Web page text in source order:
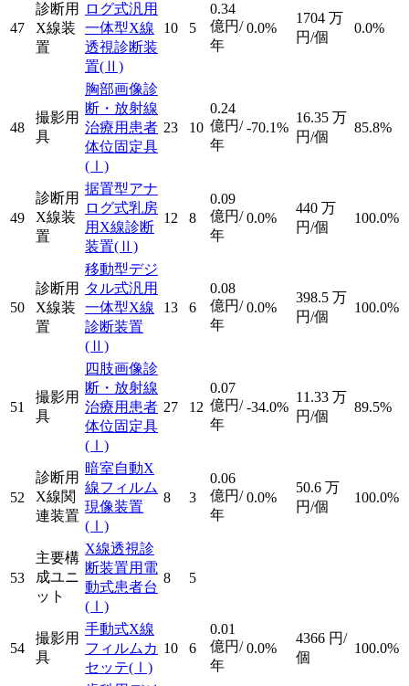
47
診断用
X線装
置
ログ式汎用
一体型X線
透視診断装
置(Ⅱ)
10 5
0.34
億円/
年
0.0%
1704 万
円/個
0.0%
48
撮影用
具
胸部画像診
断・放射線
治療用患者
体位固定具
(Ⅰ)
23 10
0.24
億円/
年
-70.1%
16.35 万
円/個
85.8%
49
診断用
X線装
置
据置型アナ
ログ式乳房
用X線診断
装置(Ⅱ)
12 8
0.09
億円/
年
0.0%
440 万
円/個
100.0%
50
診断用
X線装
置
移動型デジ
タル式汎用
一体型X線
診断装置
(Ⅱ)
13 6
0.08
億円/
年
0.0%
398.5 万
円/個
100.0%
51
撮影用
具
四肢画像診
断・放射線
治療用患者
体位固定具
(Ⅰ)
27 12
0.07
億円/
年
-34.0%
11.33 万
円/個
89.5%
52
診断用
X線関
連装置
暗室自動X
線フィルム
現像装置
(Ⅰ)
8 3
0.06
億円/
年
0.0%
50.6 万
円/個
100.0%
53
主要構
成ユニ
ット
X線透視診
断装置用電
動式患者台
(Ⅰ)
8 5
54
撮影用
具
手動式X線
フィルムカ
セッテ(Ⅰ)
10 6
0.01
億円/
年
0.0%
4366 円/
個
100.0%